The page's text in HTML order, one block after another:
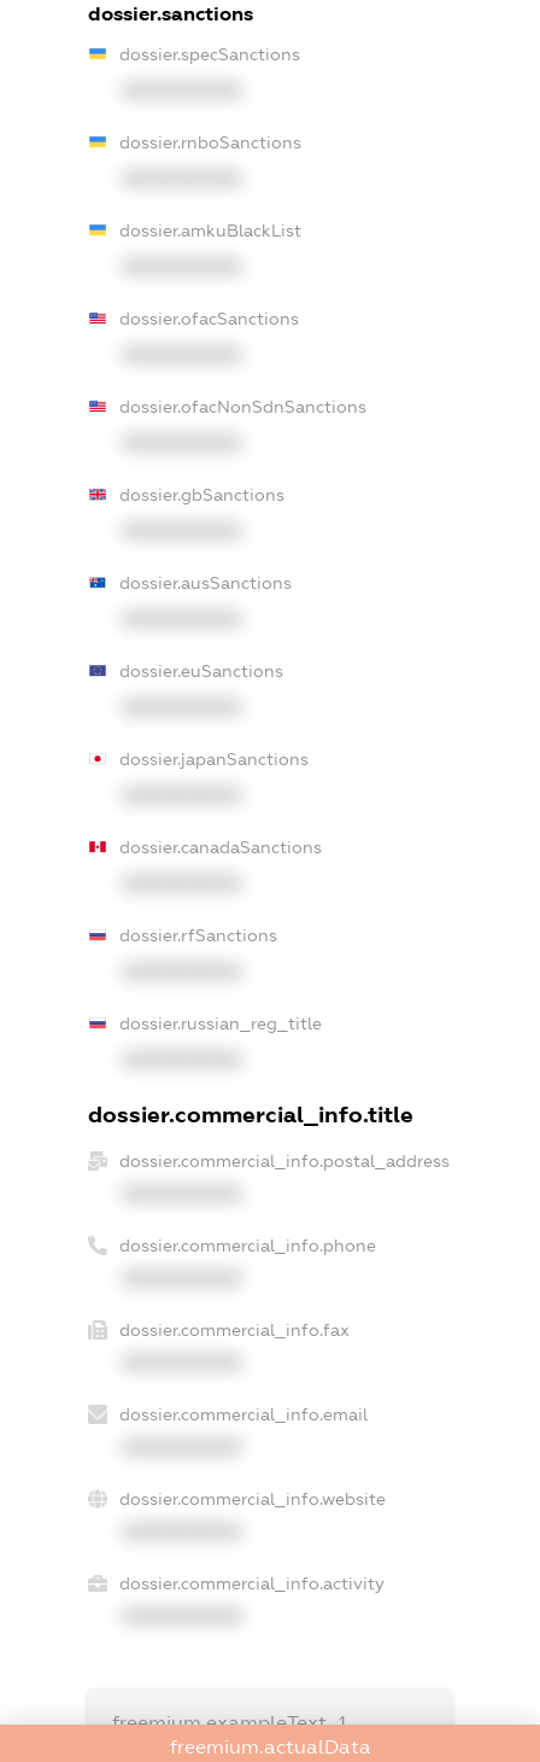
dossier.sanctions
dossier.specSanctions
dossier.rnboSanctions
dossier.amkuBlackList
dossier.ofacSanctions
dossier.ofacNonSdnSanctions
dossier.gbSanctions
dossier.ausSanctions
dossier.euSanctions
dossier.japanSanctions
dossier.canadaSanctions
dossier.rfSanctions
dossier.russian_reg_title
dossier.commercial_info.title
dossier.commercial_info.postal_address
dossier.commercial_info.phone
dossier.commercial_info.fax
dossier.commercial_info.email
dossier.commercial_info.website
dossier.commercial_info.activity
freemium.exampleText_1
freemium.exampleText_2
freemium.actualData